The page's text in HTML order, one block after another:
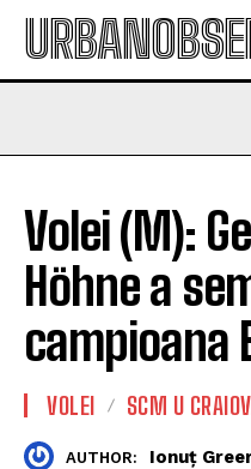
Volei (M):
Höhne a
campioana
VOLEI SCM U
AUTHOR: Ionuț